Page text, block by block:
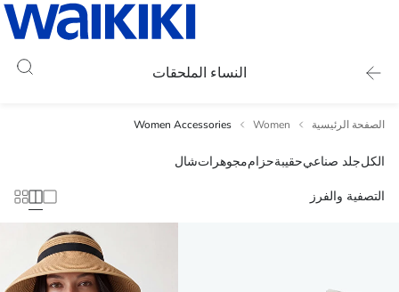
النساء الملحقات
الصفحة الرئيسية Women
Women Accessories
الكلجلد صناعيحقيبةحزاممجوهراتشال
التصفية والفرز